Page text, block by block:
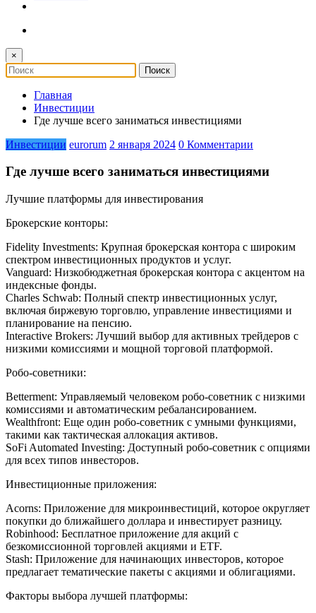
×
Главная
Инвестиции
Где лучше всего заниматься инвестициями
Инвестиции eurorum 2 января 2024 0 Комментарии
Где лучше всего заниматься инвестициями
Лучшие платформы для инвестирования
Брокерские конторы:
Fidelity Investments: Крупная брокерская контора с широким
спектром инвестиционных продуктов и услуг.
Vanguard: Низкобюджетная брокерская контора с акцентом на
индексные фонды.
Charles Schwab: Полный спектр инвестиционных услуг,
включая биржевую торговлю, управление инвестициями и
планирование на пенсию.
Interactive Brokers: Лучший выбор для активных трейдеров с
низкими комиссиями и мощной торговой платформой.
Робо-советники:
Betterment: Управляемый человеком робо-советник с низкими
комиссиями и автоматическим ребалансированием.
Wealthfront: Еще один робо-советник с умными функциями,
такими как тактическая аллокация активов.
SoFi Automated Investing: Доступный робо-советник с опциями
для всех типов инвесторов.
Инвестиционные приложения:
Acorns: Приложение для микроинвестиций, которое округляет
покупки до ближайшего доллара и инвестирует разницу.
Robinhood: Бесплатное приложение для акций с
безкомиссионной торговлей акциями и ETF.
Stash: Приложение для начинающих инвесторов, которое
предлагает тематические пакеты с акциями и облигациями.
Факторы выбора лучшей платформы: